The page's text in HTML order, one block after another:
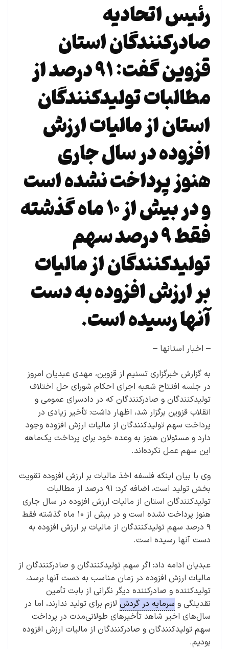
رئیس اتحادیه
صادرکنندگان استان
قزوین گفت: ۹۱ درصد از
مطالبات تولیدکنندگان
استان از مالیات ارزش
افزوده در سال جاری
هنوز پرداخت نشده است
و در بیش از ۱۰ ماه گذشته
فقط ۹ درصد سهم
تولیدکنندگان از مالیات
بر ارزش افزوده به دست
آنها رسیده است.
– اخبار استانها –
به گزارش خبرگزاری تسنیم از قزوین، مهدی عبدیان امروز
در جلسه افتتاح شعبه اجرای احکام شورای حل اختلاف
تولیدکنندگان و صادرکنندگان که در دادسرای عمومی و
انقلاب قزوین برگزار شد، اظهار داشت: تأخیر زیادی در
پرداخت سهم تولیدکنندگان از مالیات ارزش افزوده وجود
دارد و مسئولان هنوز به وعده خود برای پرداخت یک‌ماهه
این سهم عمل نکرده‌اند.
وی با بیان اینکه فلسفه اخذ مالیات بر ارزش افزوده تقویت
بخش تولید است، اضافه کرد: ۹۱ درصد از مطالبات
تولیدکنندگان استان از مالیات ارزش افزوده در سال جاری
هنوز پرداخت نشده است و در بیش از ۱۰ ماه گذشته فقط
۹ درصد سهم تولیدکنندگان از مالیات بر ارزش افزوده به
دست آنها رسیده است.
عبدیان ادامه داد: اگر سهم تولیدکنندگان و صادرکنندگان از
مالیات ارزش افزوده در زمان مناسب به دست آنها برسد،
تولیدکننده و صادرکننده دیگر نگرانی از بابت تأمین
نقدینگی و سرمایه در گردش لازم برای تولید ندارند، اما در
سال‌های اخیر شاهد تأخیرهای طولانی‌مدت در پرداخت
سهم تولیدکنندگان و صادرکنندگان از مالیات ارزش افزوده
بودیم.